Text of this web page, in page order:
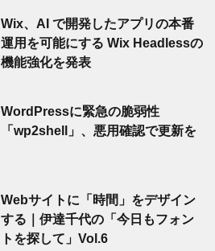
Wix、AI で開発したアプリの本番
運用を可能にする Wix Headlessの
機能強化を発表
WordPressに緊急の脆弱性
「wp2shell」、悪用確認で更新を
Webサイトに「時間」をデザイン
する｜伊達千代の「今日もフォン
トを探して」Vol.6